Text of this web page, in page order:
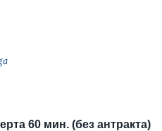
60 мин. (без антракта)